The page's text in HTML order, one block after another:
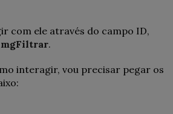
com ele através do campo ID,
.
interagir, vou precisar pegar os